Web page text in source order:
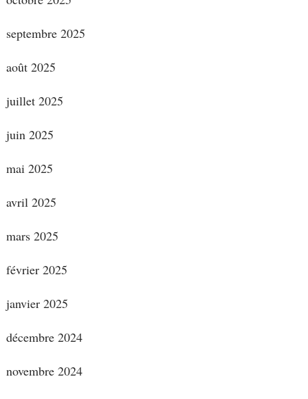
septembre 2025
août 2025
juillet 2025
juin 2025
mai 2025
avril 2025
mars 2025
février 2025
janvier 2025
décembre 2024
novembre 2024